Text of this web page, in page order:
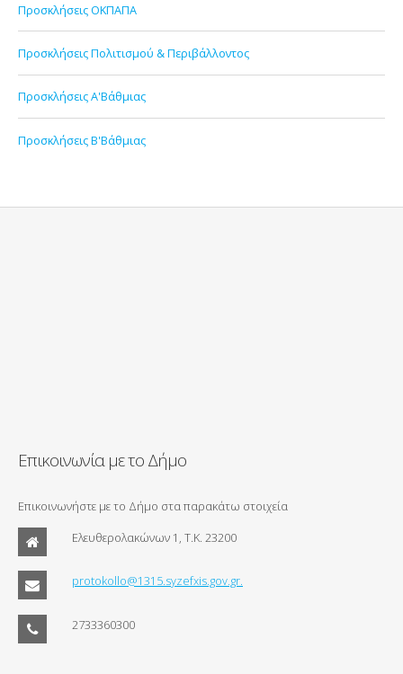
Προσκλήσεις ΟΚΠΑΠΑ
Προσκλήσεις Πολιτισμού & Περιβάλλοντος
Προσκλήσεις Α'Βάθμιας
Προσκλήσεις Β'Βάθμιας
Επικοινωνία με το Δήμο
Επικοινωνήστε με το Δήμο στα παρακάτω στοιχεία
Ελευθερολακώνων 1, Τ.Κ. 23200
protokollo@1315.syzefxis.gov.gr.
2733360300